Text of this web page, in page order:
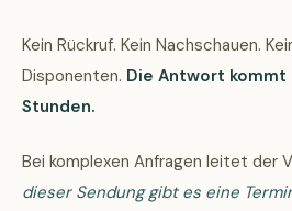
Kein Rückruf. Kein Nachschauen.
Disponenten. Die Antwort kommt
Stunden.
Bei komplexen Anfragen leitet der
dieser Sendung gibt es eine